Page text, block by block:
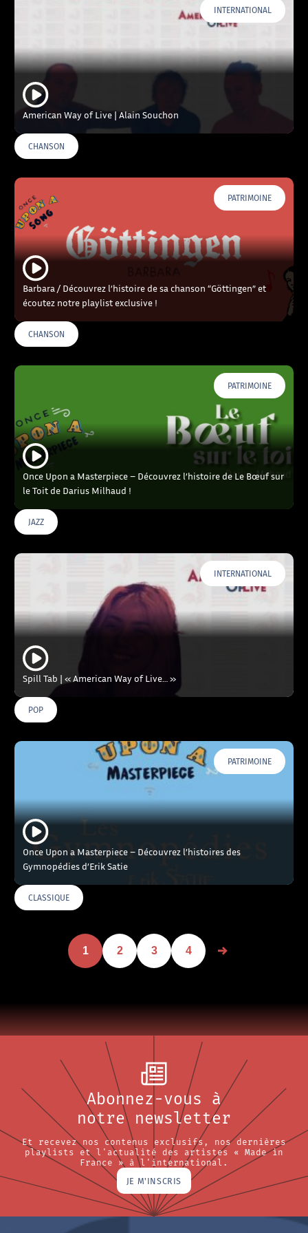
INTERNATIONAL
American Way of Live | Alain Souchon
CHANSON
PATRIMOINE
Barbara / Découvrez l’histoire de sa chanson “Göttingen” et
écoutez notre playlist exclusive !
CHANSON
PATRIMOINE
Once Upon a Masterpiece – Découvrez l’histoire de Le Bœuf sur
le Toit de Darius Milhaud !
JAZZ
INTERNATIONAL
Spill Tab | « American Way of Live… »
POP
PATRIMOINE
Once Upon a Masterpiece – Découvrez l’histoires des
Gymnopédies d’Erik Satie
CLASSIQUE
1 2 3 4
Abonnez-vous à
notre newsletter
Et recevez nos contenus exclusifs, nos dernières
playlists et l'actualité des artistes « Made in
France » à l'international.
JE M'INSCRIS